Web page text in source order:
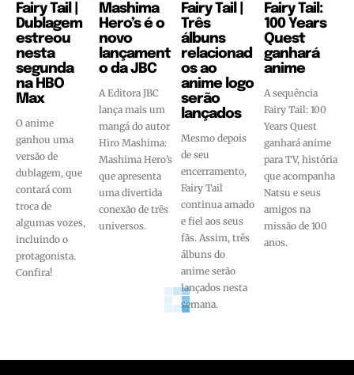
Fairy Tail |
Dublagem
estreou
nesta
segunda
na HBO
Max
O anime
ganhou uma
versão de
dublagem, que
contará com
troca de
algumas vozes,
incluindo o
protagonista.
Confira!
Mashima
Hero’s é o
novo
lançament
o da JBC
A Editora JBC
lança mais um
mangá do autor
Hiro Mashima:
Mashima Hero’s
que apresenta
uma divertida
conexão de três
universos.
Fairy Tail |
Três
álbuns
relacionad
os ao
anime logo
serão
lançados
Mesmo depois
de seu
encerramento,
Fairy Tail
continua amado
e fiel aos seus
fãs. Assim, três
álbuns do
anime serão
lançados nesta
semana.
Fairy Tail:
100 Years
Quest
ganhará
anime
A sequência
Fairy Tail: 100
Years Quest
ganhará anime
para TV, história
que acompanha
Natsu e seus
amigos na
missão de 100
anos.